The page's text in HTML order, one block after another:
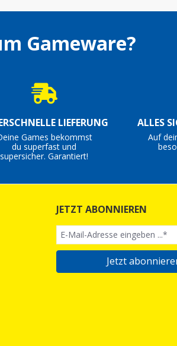
Gameware?
LIEFERUNG
Games bekommst
du superfast und
supersicher. Garantiert!
ALLES
Auf
JETZT ABONNIEREN
Jetzt